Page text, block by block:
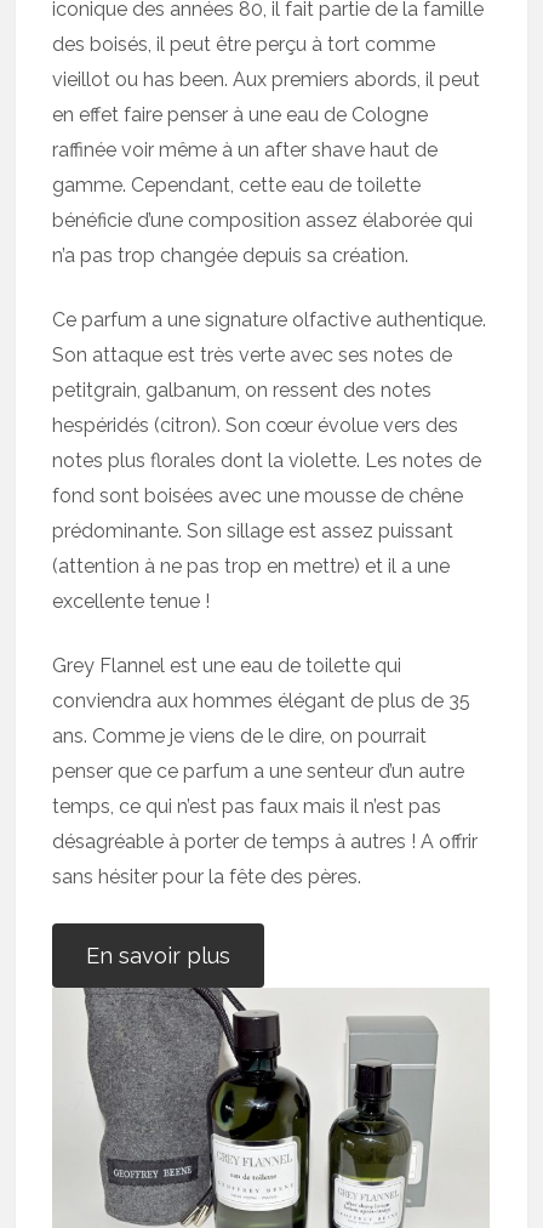
iconique des années 80, il fait partie de la famille
des boisés, il peut être perçu à tort comme
vieillot ou has been. Aux premiers abords, il peut
en effet faire penser à une eau de Cologne
raffinée voir même à un after shave haut de
gamme. Cependant, cette eau de toilette
bénéficie d’une composition assez élaborée qui
n’a pas trop changée depuis sa création.
Ce parfum a une signature olfactive authentique.
Son attaque est très verte avec ses notes de
petitgrain, galbanum, on ressent des notes
hespéridés (citron). Son cœur évolue vers des
notes plus florales dont la violette. Les notes de
fond sont boisées avec une mousse de chêne
prédominante. Son sillage est assez puissant
(attention à ne pas trop en mettre) et il a une
excellente tenue !
Grey Flannel est une eau de toilette qui
conviendra aux hommes élégant de plus de 35
ans. Comme je viens de le dire, on pourrait
penser que ce parfum a une senteur d’un autre
temps, ce qui n’est pas faux mais il n’est pas
désagréable à porter de temps à autres ! A offrir
sans hésiter pour la fête des pères.
En savoir plus